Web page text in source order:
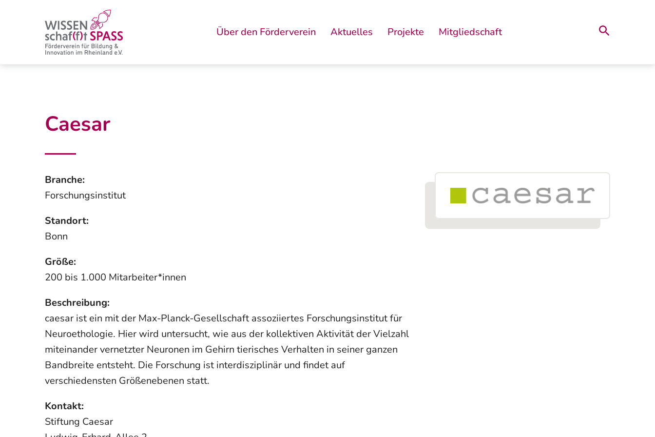
Über den Förderverein Aktuelles Projekte Mitgliedschaft Suche
Caesar
Branche:
Forschungsinstitut
Standort:
Bonn
Größe:
200 bis 1.000 Mitarbeiter*innen
Beschreibung:
caesar ist ein mit der Max-Planck-Gesellschaft assoziiertes Forschungsinstitut für
Neuroethologie. Hier wird untersucht, wie aus der kollektiven Aktivität der Vielzahl
miteinander vernetzter Neuronen im Gehirn tierisches Verhalten in seiner ganzen
Bandbreite entsteht. Die Forschung ist interdisziplinär und findet auf
verschiedensten Größenebenen statt.
Kontakt:
Stiftung Caesar